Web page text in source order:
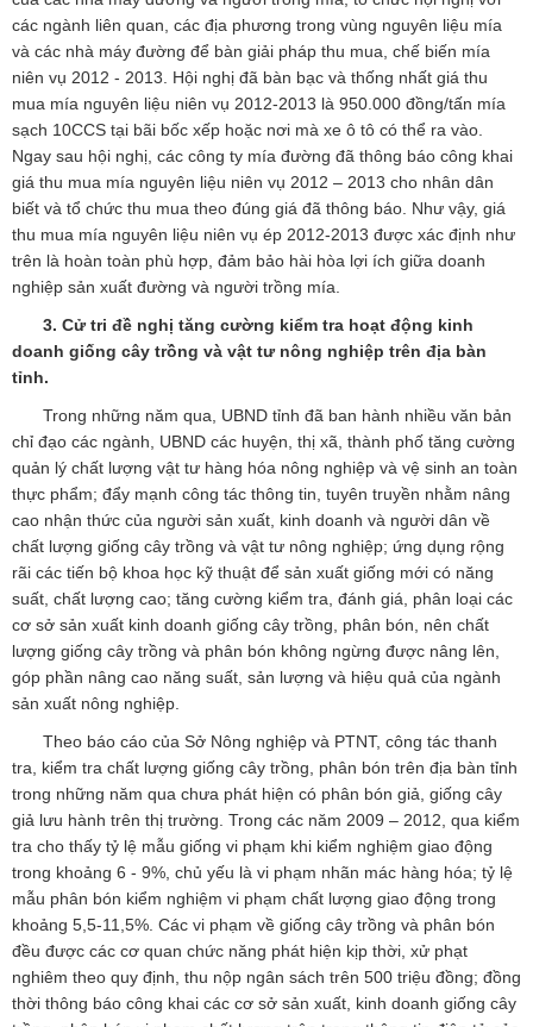
các ngành liên quan, các địa phương trong vùng nguyên liệu mía
và các nhà máy đường để bàn giải pháp thu mua, chế biến mía
niên vụ 2012 - 2013. Hội nghị đã bàn bạc và thống nhất giá thu
mua mía nguyên liệu niên vụ 2012-2013 là 950.000 đồng/tấn mía
sạch 10CCS tại bãi bốc xếp hoặc nơi mà xe ô tô có thể ra vào.
Ngay sau hội nghị, các công ty mía đường đã thông báo công khai
giá thu mua mía nguyên liệu niên vụ 2012 – 2013 cho nhân dân
biết và tổ chức thu mua theo đúng giá đã thông báo. Như vậy, giá
thu mua mía nguyên liệu niên vụ ép 2012-2013 được xác định như
trên là hoàn toàn phù hợp, đảm bảo hài hòa lợi ích giữa doanh
nghiệp sản xuất đường và người trồng mía.
3. Cử tri đề nghị tăng cường kiểm tra hoạt động kinh
doanh giống cây trồng và vật tư nông nghiệp trên địa bàn
tỉnh.
Trong những năm qua, UBND tỉnh đã ban hành nhiều văn bản
chỉ đạo các ngành, UBND các huyện, thị xã, thành phố tăng cường
quản lý chất lượng vật tư hàng hóa nông nghiệp và vệ sinh an toàn
thực phẩm; đẩy mạnh công tác thông tin, tuyên truyền nhằm nâng
cao nhận thức của người sản xuất, kinh doanh và người dân về
chất lượng giống cây trồng và vật tư nông nghiệp; ứng dụng rộng
rãi các tiến bộ khoa học kỹ thuật để sản xuất giống mới có năng
suất, chất lượng cao; tăng cường kiểm tra, đánh giá, phân loại các
cơ sở sản xuất kinh doanh giống cây trồng, phân bón, nên chất
lượng giống cây trồng và phân bón không ngừng được nâng lên,
góp phần nâng cao năng suất, sản lượng và hiệu quả của ngành
sản xuất nông nghiệp.
Theo báo cáo của Sở Nông nghiệp và PTNT, công tác thanh
tra, kiểm tra chất lượng giống cây trồng, phân bón trên địa bàn tỉnh
trong những năm qua chưa phát hiện có phân bón giả, giống cây
giả lưu hành trên thị trường. Trong các năm 2009 – 2012, qua kiểm
tra cho thấy tỷ lệ mẫu giống vi phạm khi kiểm nghiệm giao động
trong khoảng 6 - 9%, chủ yếu là vi phạm nhãn mác hàng hóa; tỷ lệ
mẫu phân bón kiểm nghiệm vi phạm chất lượng giao động trong
khoảng 5,5-11,5%. Các vi phạm về giống cây trồng và phân bón
đều được các cơ quan chức năng phát hiện kịp thời, xử phạt
nghiêm theo quy định, thu nộp ngân sách trên 500 triệu đồng; đồng
thời thông báo công khai các cơ sở sản xuất, kinh doanh giống cây